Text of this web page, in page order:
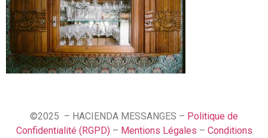
©2025 – HACIENDA MESSANGES – Politique de
Confidentialité (RGPD)– Mentions Légales – Conditions